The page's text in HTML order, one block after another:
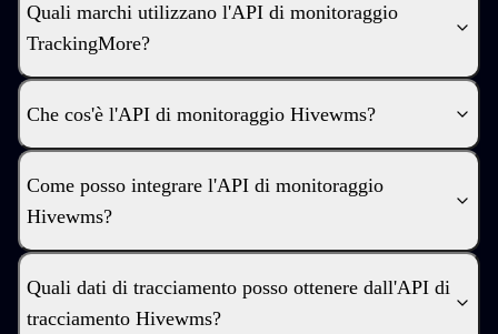
Quali marchi utilizzano l'API di monitoraggio
TrackingMore?
Che cos'è l'API di monitoraggio Hivewms?
Come posso integrare l'API di monitoraggio
Hivewms?
Quali dati di tracciamento posso ottenere dall'API di
tracciamento Hivewms?